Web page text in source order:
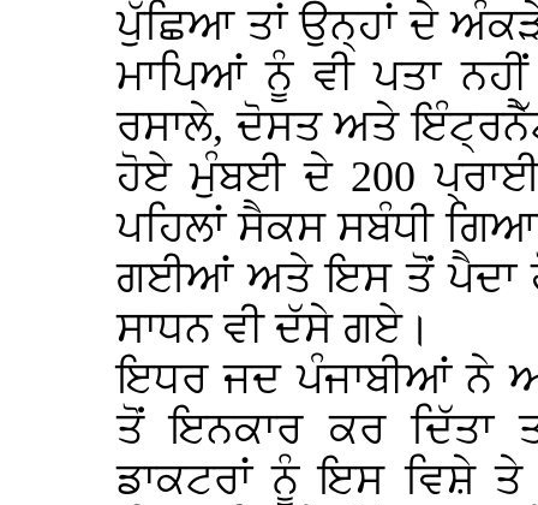
ਪੁੱਛਿਆ ਤਾਂ ਉਨ੍ਹਾਂ ਦੇ
ਮਾਪਿਆਂ ਨੂੰ ਵੀ ਪਤਾ
ਰਸਾਲੇ, ਦੋਸਤ ਅਤੇ
ਹੋਏ ਮੁੰਬਈ ਦੇ 200
ਪਹਿਲਾਂ ਸੈਕਸ ਸਬੰਧੀ
ਗਈਆਂ ਅਤੇ ਇਸ ਤੋਂ ਪੈਦਾ
ਸਾਧਨ ਵੀ ਦੱਸੇ ਗਏ।
ਇਧਰ ਜਦ ਪੰਜਾਬੀਆਂ ਨੇ
ਤੋਂ ਇਨਕਾਰ ਕਰ ਦਿੱਤਾ
ਡਾਕਟਰਾਂ ਨੂੰ ਇਸ ਵਿਸ਼ੇ